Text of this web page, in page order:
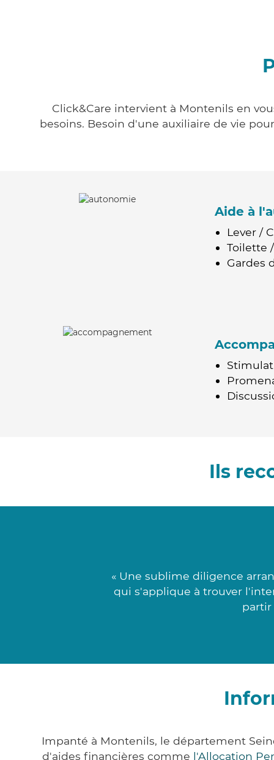
Click&Care intervient à Montenils en
besoins. Besoin d'une auxiliaire de vie
Aide à
Lever /
Toilette
Gardes
Ils
« Une sublime diligence
qui s'applique à trouver
partir
Impanté à Montenils, le département
d'aides financières comme l'Allocation